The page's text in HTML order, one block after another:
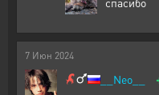
7 Июн 2024
__Neo__